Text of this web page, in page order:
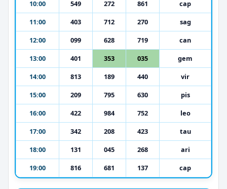
10:00
549 272 861
cap
11:00
403 712 270
sag
12:00
099 628 719
can
13:00
401 353 035
gem
14:00
813 189 440
vir
15:00
209 795 630
pis
16:00
422 984 752
leo
17:00
342 208 423
tau
18:00
131 045 268
ari
19:00
816 681 137 cap